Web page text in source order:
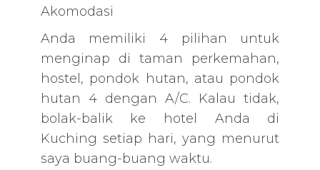
Akomodasi
Anda memiliki 4 pilihan untuk
menginap di taman perkemahan,
hostel, pondok hutan, atau pondok
hutan 4 dengan A/C. Kalau tidak,
bolak-balik ke hotel Anda di
Kuching setiap hari, yang menurut
saya buang-buang waktu.